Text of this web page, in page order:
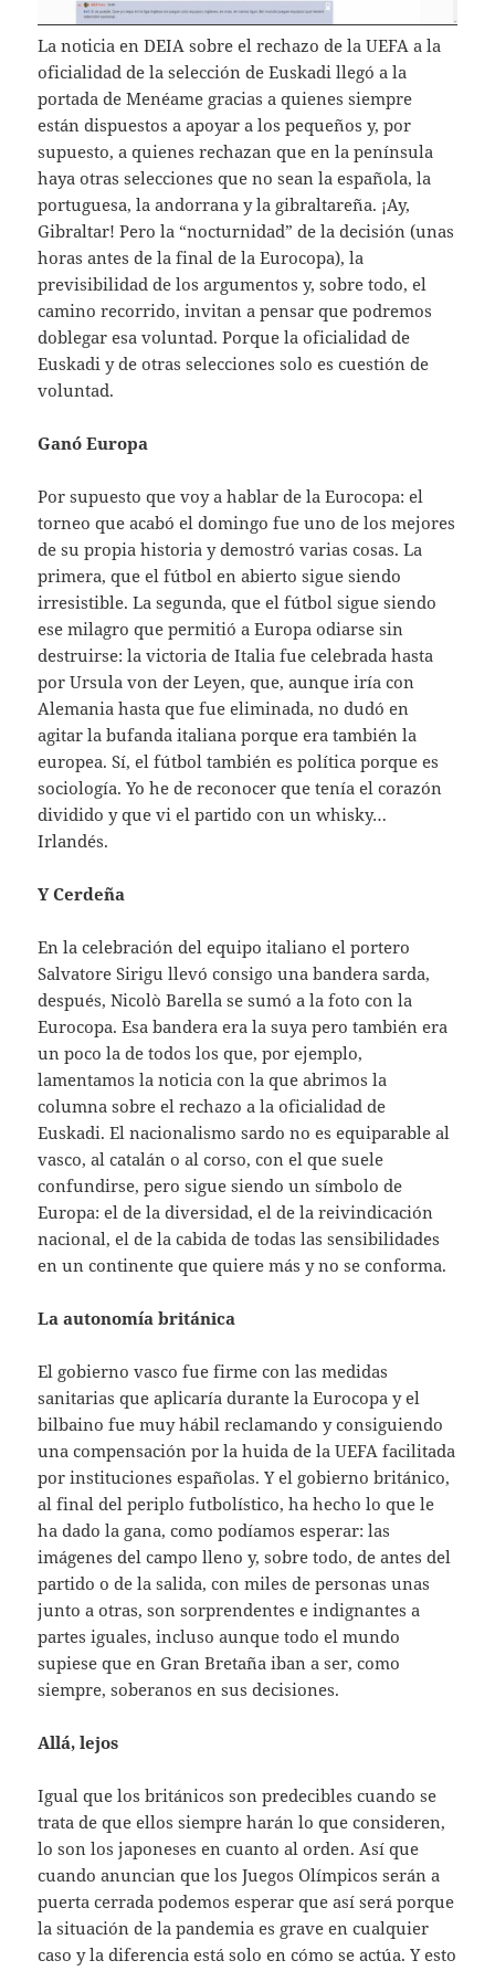
La noticia en DEIA sobre el rechazo de la UEFA a la
oficialidad de la selección de Euskadi llegó a la
portada de Menéame gracias a quienes siempre
están dispuestos a apoyar a los pequeños y, por
supuesto, a quienes rechazan que en la península
haya otras selecciones que no sean la española, la
portuguesa, la andorrana y la gibraltareña. ¡Ay,
Gibraltar! Pero la “nocturnidad” de la decisión (unas
horas antes de la final de la Eurocopa), la
previsibilidad de los argumentos y, sobre todo, el
camino recorrido, invitan a pensar que podremos
doblegar esa voluntad. Porque la oficialidad de
Euskadi y de otras selecciones solo es cuestión de
voluntad.
Ganó Europa
Por supuesto que voy a hablar de la Eurocopa: el
torneo que acabó el domingo fue uno de los mejores
de su propia historia y demostró varias cosas. La
primera, que el fútbol en abierto sigue siendo
irresistible. La segunda, que el fútbol sigue siendo
ese milagro que permitió a Europa odiarse sin
destruirse: la victoria de Italia fue celebrada hasta
por Ursula von der Leyen, que, aunque iría con
Alemania hasta que fue eliminada, no dudó en
agitar la bufanda italiana porque era también la
europea. Sí, el fútbol también es política porque es
sociología. Yo he de reconocer que tenía el corazón
dividido y que vi el partido con un whisky…
Irlandés.
Y Cerdeña
En la celebración del equipo italiano el portero
Salvatore Sirigu llevó consigo una bandera sarda,
después, Nicolò Barella se sumó a la foto con la
Eurocopa. Esa bandera era la suya pero también era
un poco la de todos los que, por ejemplo,
lamentamos la noticia con la que abrimos la
columna sobre el rechazo a la oficialidad de
Euskadi. El nacionalismo sardo no es equiparable al
vasco, al catalán o al corso, con el que suele
confundirse, pero sigue siendo un símbolo de
Europa: el de la diversidad, el de la reivindicación
nacional, el de la cabida de todas las sensibilidades
en un continente que quiere más y no se conforma.
La autonomía británica
El gobierno vasco fue firme con las medidas
sanitarias que aplicaría durante la Eurocopa y el
bilbaino fue muy hábil reclamando y consiguiendo
una compensación por la huida de la UEFA facilitada
por instituciones españolas. Y el gobierno británico,
al final del periplo futbolístico, ha hecho lo que le
ha dado la gana, como podíamos esperar: las
imágenes del campo lleno y, sobre todo, de antes del
partido o de la salida, con miles de personas unas
junto a otras, son sorprendentes e indignantes a
partes iguales, incluso aunque todo el mundo
supiese que en Gran Bretaña iban a ser, como
siempre, soberanos en sus decisiones.
Allá, lejos
Igual que los británicos son predecibles cuando se
trata de que ellos siempre harán lo que consideren,
lo son los japoneses en cuanto al orden. Así que
cuando anuncian que los Juegos Olímpicos serán a
puerta cerrada podemos esperar que así será porque
la situación de la pandemia es grave en cualquier
caso y la diferencia está solo en cómo se actúa. Y esto